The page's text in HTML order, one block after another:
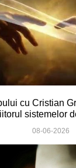
cu Cristian
sistemelor
08-06-2026